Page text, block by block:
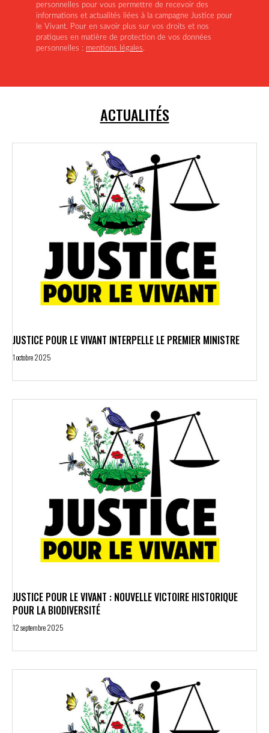
personnelles pour vous permettre de recevoir des
informations et actualités liées à la campagne Justice pour
le Vivant. Pour en savoir plus sur vos droits et nos
pratiques en matière de protection de vos données
personnelles : mentions légales.
ACTUALITÉS
JUSTICE POUR LE VIVANT INTERPELLE LE PREMIER MINISTRE
1 octobre 2025
JUSTICE POUR LE VIVANT : NOUVELLE VICTOIRE HISTORIQUE
POUR LA BIODIVERSITÉ
12 septembre 2025